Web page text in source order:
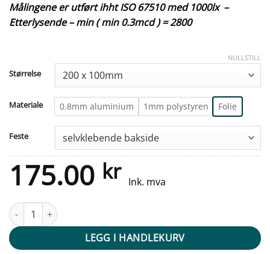
Målingene er utført ihht ISO 67510 med 1000lx –
Etterlysende – min ( min 0.3mcd ) = 2800
Størrelse
Materiale 0.8mm aluminium 1mm polystyren Folie
Feste
NULLSTILL
175.00 kr Ink. mva
Etterlysende skilt - 4. Etasje antall
LEGG I HANDLEKURV